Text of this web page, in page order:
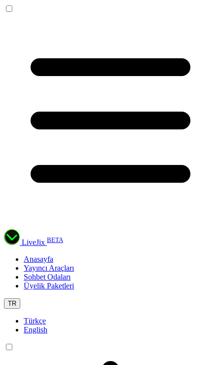
LiveJix BETA
Anasayfa
Yayıncı Araçları
Sohbet Odaları
Üyelik Paketleri
TR
Türkçe
English